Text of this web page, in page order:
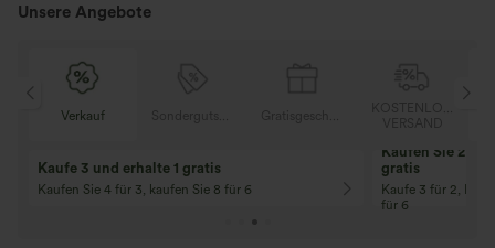
Unsere Angebote
10% Rabatt
Ab einem Bestellwert von 107,00 €!
Code: Aug2026
12% Rabatt
Ab einem
Code: Aug2026